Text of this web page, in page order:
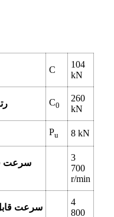
C
104
kN
C0
260
kN
Pu 8kN
سرعت
3
700
r/min
سرعت
4
800